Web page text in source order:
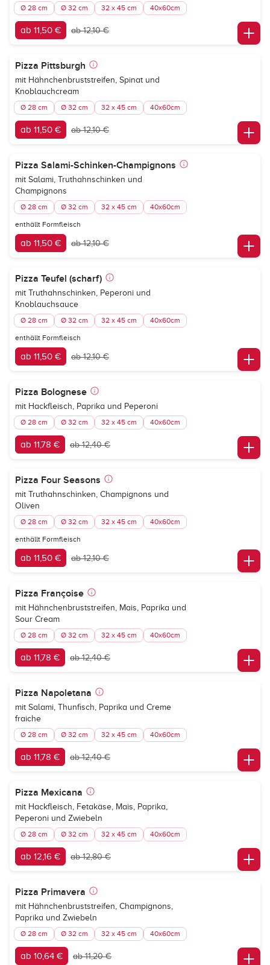
Ø 28 cm Ø 32 cm 32 x 45 cm 40x60cm
ab 11,50 € ab 12,10 €
Pizza Pittsburgh
mit Hähnchenbruststreifen, Spinat und
Knoblauchcream
Ø 28 cm Ø 32 cm 32 x 45 cm 40x60cm
ab 11,50 € ab 12,10 €
Pizza Salami-Schinken-Champignons
mit Salami, Truthahnschinken und
Champignons
Ø 28 cm Ø 32 cm 32 x 45 cm 40x60cm
enthällt Formfleisch
ab 11,50 € ab 12,10 €
Pizza Teufel (scharf)
mit Truthahnschinken, Peperoni und
Knoblauchsauce
Ø 28 cm Ø 32 cm 32 x 45 cm 40x60cm
enthällt Formfleisch
ab 11,50 € ab 12,10 €
Pizza Bolognese
mit Hackfleisch, Paprika und Peperoni
Ø 28 cm Ø 32 cm 32 x 45 cm 40x60cm
ab 11,78 € ab 12,40 €
Pizza Four Seasons
mit Truthahnschinken, Champignons und
Oliven
Ø 28 cm Ø 32 cm 32 x 45 cm 40x60cm
enthällt Formfleisch
ab 11,50 € ab 12,10 €
Pizza Françoise
mit Hähnchenbruststreifen, Mais, Paprika und
Sour Cream
Ø 28 cm Ø 32 cm 32 x 45 cm 40x60cm
ab 11,78 € ab 12,40 €
Pizza Napoletana
mit Salami, Thunfisch, Paprika und Creme
fraiche
Ø 28 cm Ø 32 cm 32 x 45 cm 40x60cm
ab 11,78 € ab 12,40 €
Pizza Mexicana
mit Hackfleisch, Fetakäse, Mais, Paprika,
Peperoni und Zwiebeln
Ø 28 cm Ø 32 cm 32 x 45 cm 40x60cm
ab 12,16 € ab 12,80 €
Pizza Primavera
mit Hähnchenbruststreifen, Champignons,
Paprika und Zwiebeln
Ø 28 cm Ø 32 cm 32 x 45 cm 40x60cm
ab 10,64 € ab 11,20 €